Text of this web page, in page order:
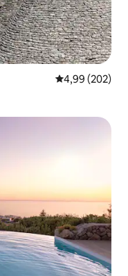
4,99 (202)